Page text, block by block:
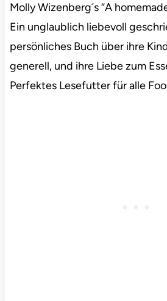
Molly Wizenberg´s “A
Ein unglaublich liebevoll
persönliches Buch über ihre
generell, und ihre Liebe zum
Perfektes Lesefutter für alle